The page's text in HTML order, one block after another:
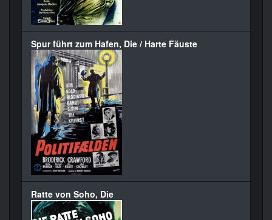
Spur führt zum Hafen, Die / Harte Fäuste
Ratte von Soho, Die